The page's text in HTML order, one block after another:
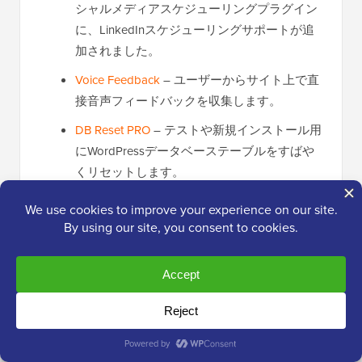
シャルメディアスケジューリングプラグイン
に、LinkedInスケジューリングサポートが追
加されました。
Voice Feedback– ユーザーからサイト上で直
接音声フィードバックを収集します。
DB Reset PRO– テストや新規インストール用
にWordPressデータベーステーブルをすばや
くリセットします。
今月のWPBeginner Spotlightは以上です。さらに多
くのプラグインのローンチ、エコシステムのアップ
デート、WordPressニュースをお届けする次号にご
共有したいエキサイティングなものがありますか？
メッセージをお送りください。次の号に掲載される